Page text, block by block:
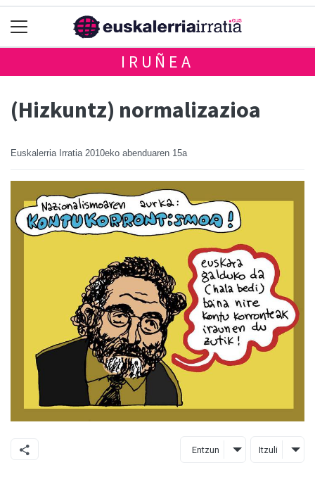
IRUÑEA
(Hizkuntz) normalizazioa
Euskalerria Irratia 2010eko abenduaren 15a
Entzun Itzuli